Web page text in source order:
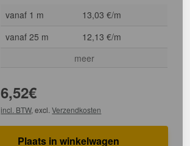
vanaf 1 m
13,03 €/m
vanaf 25 m
12,13 €/m
meer
6,52€
incl. BTW, excl.Verzendkosten
Plaats in winkelwagen